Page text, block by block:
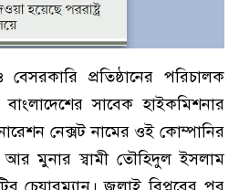
প্রতিষ্ঠানের পরিচালক
বাংলাদেশের সাবেক হাইকমিশনার
নেক্সট নামের ওই কোম্পানির
আর মুনার স্বামী তৌহিদুল ইসলাম